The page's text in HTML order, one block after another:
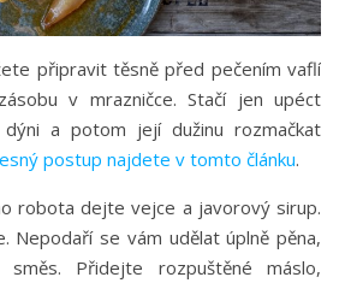
připravit těsně před pečením vaflí
v mrazničce. Stačí jen upéct
dýni a potom její dužinu rozmačkat
postup najdete v tomto článku.
robota dejte vejce a javorový sirup.
Nepodaří se vám udělat úplně pěna,
směs. Přidejte rozpuštěné máslo,